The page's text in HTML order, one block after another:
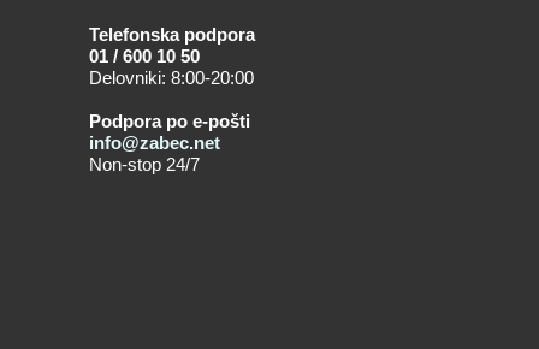
Telefonska podpora
01 / 600 10 50
Delovniki: 8:00-20:00
Podpora po e-pošti
info@zabec.net
Non-stop 24/7